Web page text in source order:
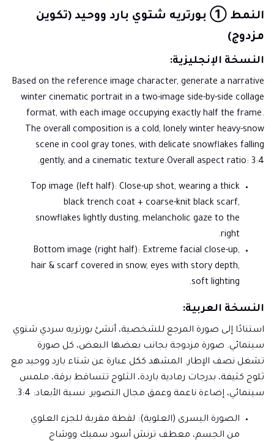
النمط ① بورتريه شتوي بارد ووحيد (تكوين
مزدوج)
النسخة الإنجليزية:
Based on the reference image character, generate a narrative
winter cinematic portrait in a two-image side-by-side collage
format, with each image occupying exactly half the frame.
The overall composition is a cold, lonely winter heavy-snow
scene in cool gray tones, with delicate snowflakes falling
gently, and a cinematic texture.Overall aspect ratio: 3:4.
Top image (left half): Close-up shot, wearing a thick
black trench coat + coarse-knit black scarf,
snowflakes lightly dusting, melancholic gaze to the
right.
Bottom image (right half): Extreme facial close-up,
hair & scarf covered in snow, eyes with story depth,
soft lighting.
النسخة العربية:
استنادًا إلى صورة المرجع للشخصية، أنشئ بورتريه سردي شتوي
سينمائي. صورة مزدوجة بجانب بعضها البعض، كل صورة
تشغل نصف الإطار. المشهد ككل عبارة عن شتاء بارد ووحيد مع
ثلوج كثيفة، بدرجات رمادية باردة، الثلوج تتساقط برقة، ملمس
سينمائي، إضاءة ناعمة وعمق مجال التصوير. نسبة الأبعاد: 3:4.
الصورة اليسرى (العلوية): لقطة مقربة للجزء العلوي
من الجسم، معطف ترنش أسود سميك ووشاح